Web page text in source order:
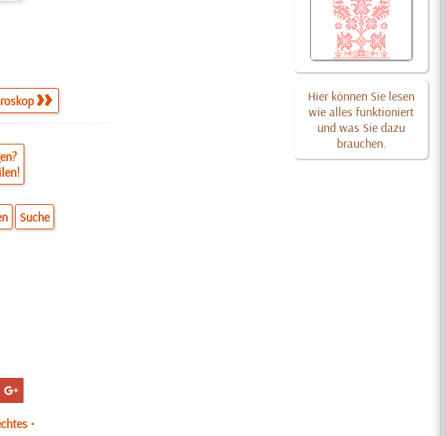
Hier können Sie lesen
wie alles funktioniert
und was Sie dazu
brauchen.
Suche
•